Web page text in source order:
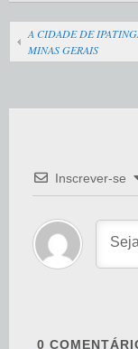
A CIDADE DE
MINAS GERAIS
Inscrever-se
0